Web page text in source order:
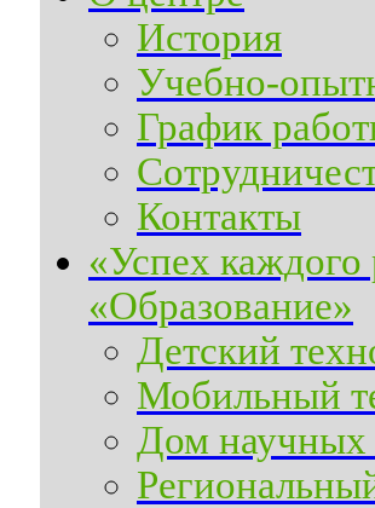
История
Учебно-
График
Контакты
«Успех каждого
«Образование»
Детский
Мобильный
Дом научных